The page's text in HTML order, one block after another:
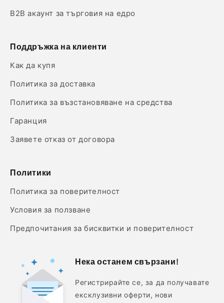
B2B акаунт за търговия на едро
Поддръжка на клиенти
Как да купя
Политика за доставка
Политика за възстановяване на средства
Гаранция
Заявете отказ от договора
Политики
Политика за поверителност
Условия за ползване
Предпочитания за бисквитки и поверителност
Нека останем свързани!
Регистрирайте се, за да получавате
ексклузивни оферти, нови